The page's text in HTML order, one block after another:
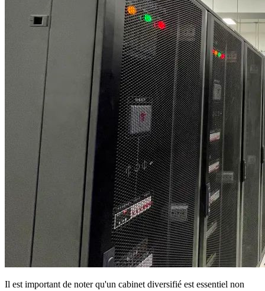
Il est important de noter qu'un cabinet diversifié est essentiel non